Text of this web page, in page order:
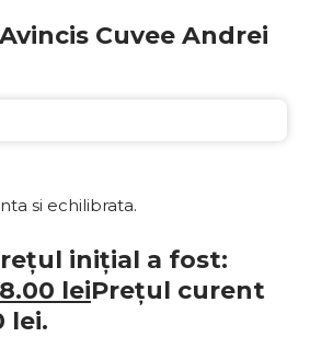
Cuvee Andrei
si echilibrata.
inițial a fost:
leiPrețul curent
lei.